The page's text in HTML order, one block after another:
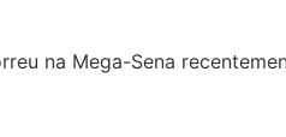
na Mega-Sena